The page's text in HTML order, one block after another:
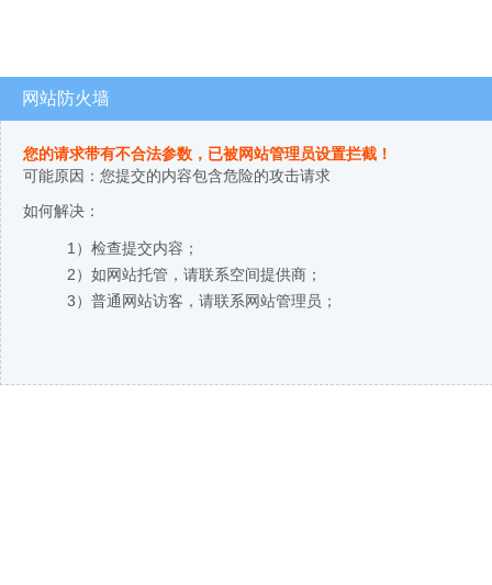
网站防火墙
您的请求带有不合法参数，已被网站管理员设置拦截！
可能原因：您提交的内容包含危险的攻击请求
如何解决：
1）检查提交内容；
2）如网站托管，请联系空间提供商；
3）普通网站访客，请联系网站管理员；